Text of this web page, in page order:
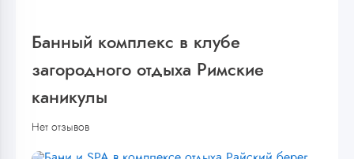
Банный комплекс в клубе
загородного отдыха Римские
каникулы
Нет отзывов